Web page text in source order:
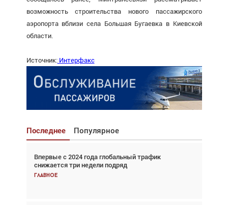
возможность строительства нового пассажирского
аэропорта вблизи села Большая Бугаевка в Киевской
области.
Источник:Интерфакс
Последнее Популярное
Впервые с 2024 года глобальный трафик
снижается три недели подряд
Главное
Взгляд с высоты: тандем вертолётов и БПЛА в
спасательных операциях
Главное